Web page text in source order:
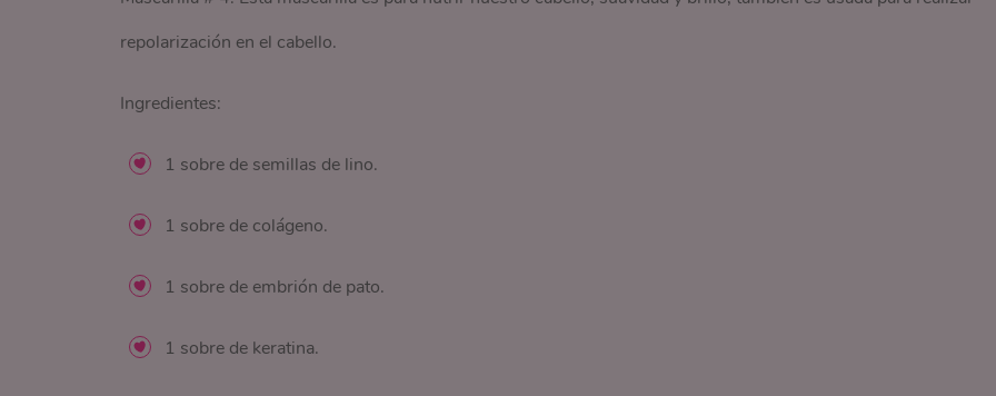
repolarización en el cabello.
Ingredientes:
1 sobre de semillas de lino.
1 sobre de colágeno.
1 sobre de embrión de pato.
1 sobre de keratina.